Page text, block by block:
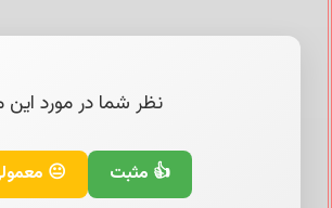
نظر شما در مورد
👍 مثبت 😐